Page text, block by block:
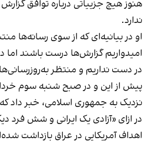
هنوز هیچ جزییاتی درباره توافق
ندارد.
او در بیانیه‌ای که از سوی رسانه‌ها
امیدواریم گزارش‌ها درست باشند
در دست نداریم و منتظر
پیش از این و در صبح شنبه سوم
نزدیک به جمهوری اسلامی، خبر داد
در ازای «آزادی یک ایرانی و شش فرد
اهداف آمریکایی در عراق بازداشت